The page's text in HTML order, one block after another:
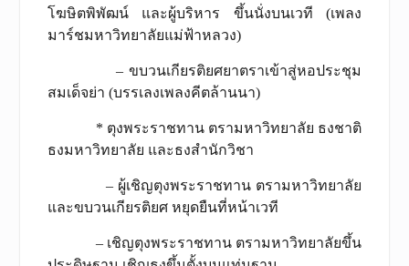
โฆษิตพิพัฒน์ และผู้บริหาร ขึ้นนั่งบนเวที (เพลง
มาร์ชมหาวิทยาลัยแม่ฟ้าหลวง)
– ขบวนเกียรติยศยาตราเข้าสู่หอประชุม
สมเด็จย่า (บรรเลงเพลงคีตล้านนา)
* ตุงพระราชทาน ตรามหาวิทยาลัย ธงชาติ
ธงมหาวิทยาลัย และธงสำนักวิชา
– ผู้เชิญตุงพระราชทาน ตรามหาวิทยาลัย
และขบวนเกียรติยศ หยุดยืนที่หน้าเวที
– เชิญตุงพระราชทาน ตรามหาวิทยาลัยขึ้น